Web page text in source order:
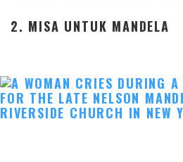
2. MISA UNTUK MANDELA